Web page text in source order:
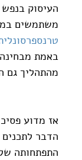
העיסוק בנפש
משתמשים
באמת
מהתהליך גם
אז מדוע
הדבר
התפתחותה